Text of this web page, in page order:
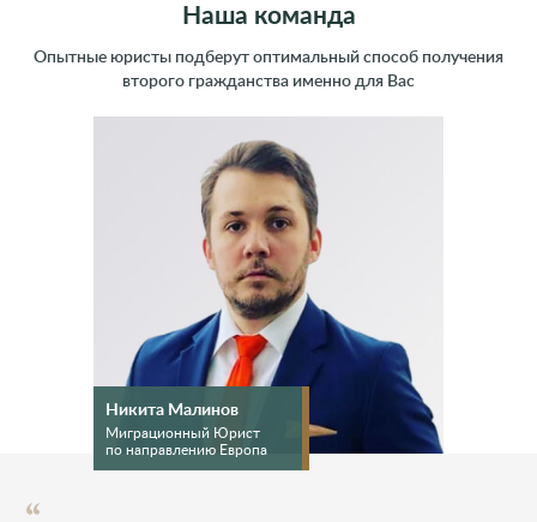
Наша команда
Опытные юристы подберут оптимальный способ получения
второго гражданства именно для Вас
Никита Малинов
Миграционный Юрист
по направлению Европа